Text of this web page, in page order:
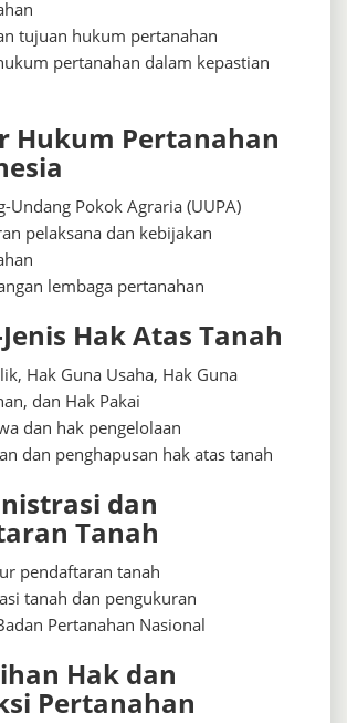
tujuan hukum pertanahan
pertanahan dalam kepastian
Hukum Pertanahan
Undang Pokok Agraria (UUPA)
pelaksana dan kebijakan
lembaga pertanahan
Hak Atas Tanah
Hak Guna Usaha, Hak Guna
dan Hak Pakai
dan hak pengelolaan
dan penghapusan hak atas tanah
dan
Tanah
pendaftaran tanah
tanah dan pengukuran
Pertanahan Nasional
Hak dan
Pertanahan